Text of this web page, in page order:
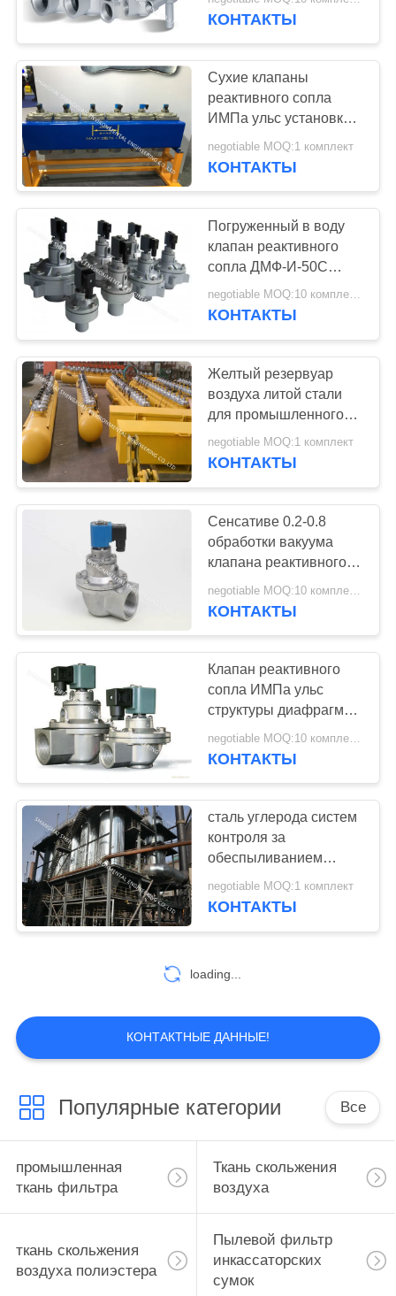
PRIVACY
POLICY
диафрагма
пыли
КОНТАКТЫ
Сухие клапаны
реактивного сопла
ИМПа ульс установки
бака для хранения
воздуха блока фильтра
negotiable MOQ:1 комплект
КОНТАКТЫ
Погруженный в воду
клапан реактивного
сопла ДМФ-И-50С
ИМПа ульс для
промышленных
Дедустинг
negotiable MOQ:10 комплектов
КОНТАКТЫ
Желтый резервуар
воздуха литой стали
для промышленного
корпуса фильтра сумки
сборника пыли
negotiable MOQ:1 комплект
КОНТАКТЫ
Сенсативе 0.2-0.8
обработки вакуума
клапана реактивного
сопла ИМПа ульс Мпа
исключая вредные
КОНТАКТЫ
Клапан реактивного
сопла ИМПа ульс
структуры диафрагмы,
анти- клапан ИМПа
ульс взрыва ДМФ-
negotiable MOQ:10 комплектов
КОНТАКТЫ
сталь углерода систем
контроля за
обеспыливанием
воздуха тома 650м3
устанавливая клапан
negotiable MOQ:1 комплект
КОНТАКТЫ
loading...
КОНТАКТНЫЕ ДАННЫЕ!
Популярные категории Все
промышленная
ткань фильтра
Ткань скольжения
воздуха
ткань скольжения
воздуха полиэстера
Пылевой фильтр
инкассаторских
сумок